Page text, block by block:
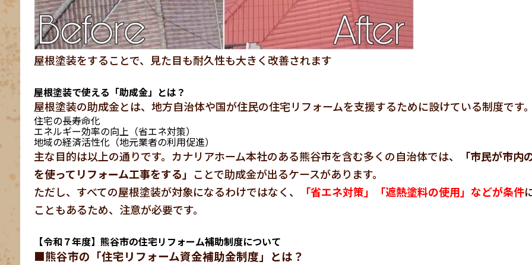
屋根塗装をすることで、見た目も耐久性も大きく改善されます
屋根塗装で使える「助成金」とは？
屋根塗装の助成金とは、地方自治体や国が住民の住宅リフォームを支援するために設けている制度です
住宅の長寿命化
エネルギー効率の向上（省エネ対策）
地域の経済活性化（地元業者の利用促進）
主な目的は以上の通りです。カナリアホーム本社のある熊谷市を含む多くの自治体では、
「市民が市内
を使ってリフォーム工事をする」 ことで助成金が出るケースがあります。
ただし、すべての屋根塗装が対象になるわけではなく、
「省エネ対策」「遮熱塗料の使用」などが条件
こともあるため、注意が必要です。
【令和７年度】熊谷市の住宅リフォーム補助制度について
■熊谷市の「住宅リフォーム資金補助金制度」とは？